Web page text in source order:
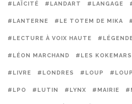
#LAÏCITÉ #LANDART #LANGAGE
#LANTERNE #LE TOTEM DE MIKA
#LECTURE À VOIX HAUTE
#LÉON MARCHAND #LES KOKEMARS
#LIVRE #LONDRES #LOUP
#LPO #LUTIN #LYNX #MAIRIE